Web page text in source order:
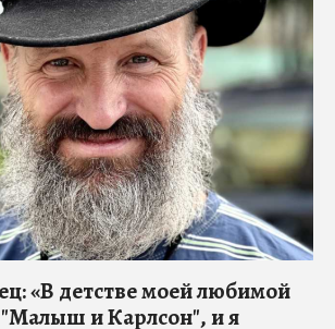
«В детстве моей любимой
и Карлсон", и я